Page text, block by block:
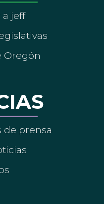
jeff
Oregón
de prensa